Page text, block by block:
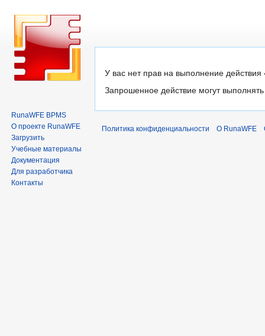
Перейти
к
Перейти
к
У вас нет прав на выполнение
Запрошенное действие могут
RunaWFE BPMS
О проекте RunaWFE
Загрузить
Учебные материалы
Документация
Для разработчика
Контакты
Политика конфиденциальности О RunaWFE